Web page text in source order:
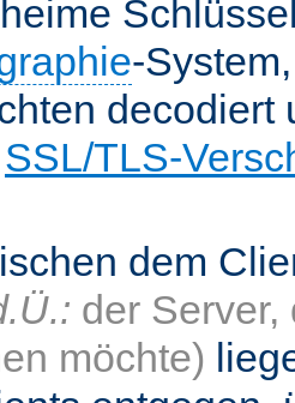
-
decodiert
SSL/TLS-
dem
der
möchte)